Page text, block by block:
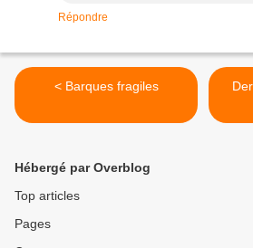
Répondre
< Barques fragiles
Hébergé par Overblog
Top articles
Pages